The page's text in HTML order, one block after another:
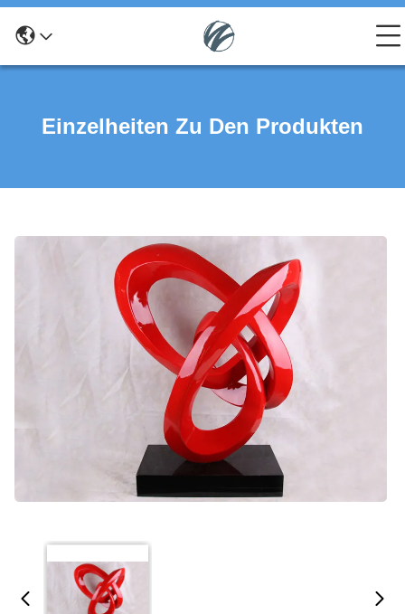
Einzelheiten Zu Den Produkten